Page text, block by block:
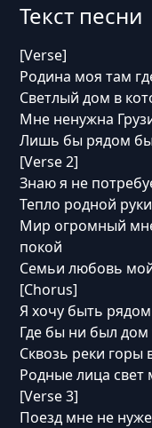
Текст песни
[Verse]
Родина моя там
Светлый дом в
Мне ненужна
Лишь бы рядом
[Verse 2]
Знаю я не
Тепло родной
Мир огромный
покой
Семьи любовь
[Chorus]
Я хочу быть
Где бы ни был
Сквозь реки горы
Родные лица
[Verse 3]
Поезд мне не